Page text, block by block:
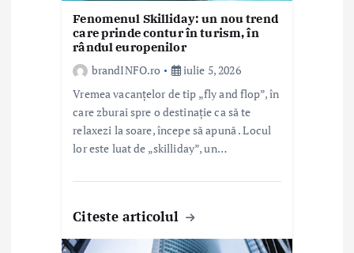
Fenomenul Skilliday: un nou trend
care prinde contur în turism, în
rândul europenilor
brandINFO.ro
iulie 5, 2026
Vremea vacanțelor de tip „fly and flop”, în
care zburai spre o destinație ca să te
relaxezi la soare, începe să apună . Locul
lor este luat de „skilliday”, un…
Citeste articolul